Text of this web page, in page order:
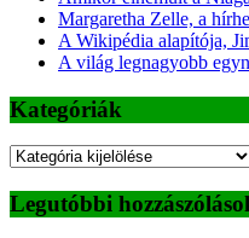
Margaretha Zelle, a
A Wikipédia alapítója,
A világ legnagyobb
Kategóriák
Kategóriák
Legutóbbi